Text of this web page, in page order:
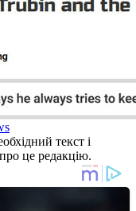
текст і
це редакцію.